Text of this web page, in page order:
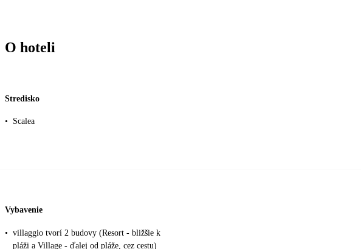
O hoteli
Stredisko
• Scalea
Vybavenie
• villaggio tvorí 2 budovy (Resort - bližšie k
pláži a Village - ďalej od pláže, cez cestu)